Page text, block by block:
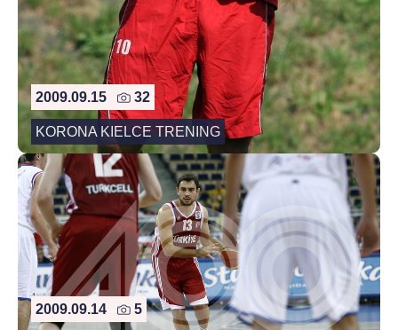
2009.09.15 32
KORONA KIELCE TRENING
2009.09.14 5